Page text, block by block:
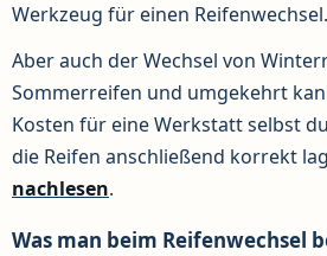
Werkzeug für einen Reifenwechsel.
Aber auch der Wechsel von
Sommerreifen und umgekehrt
Kosten für eine Werkstatt selbst
die Reifen anschließend korrekt
nachlesen.
Was man beim Reifenwechsel